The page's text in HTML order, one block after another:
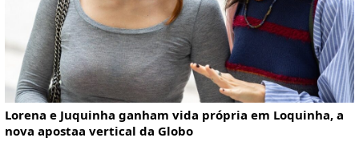
Lorena e Juquinha ganham vida própria em Loquinha, a
nova apostaa vertical da Globo